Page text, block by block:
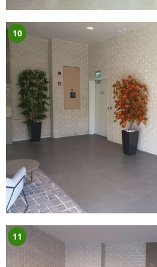
10
11